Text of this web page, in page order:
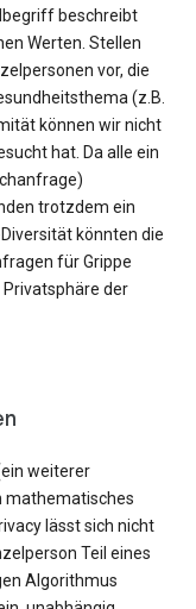
beschreibt
Werten. Stellen
vor, die
(z.B.
können wir nicht
hat. Da alle ein
trotzdem ein
könnten die
für Grippe
der
weiterer
mathematisches
lässt sich nicht
Teil eines
Algorithmus